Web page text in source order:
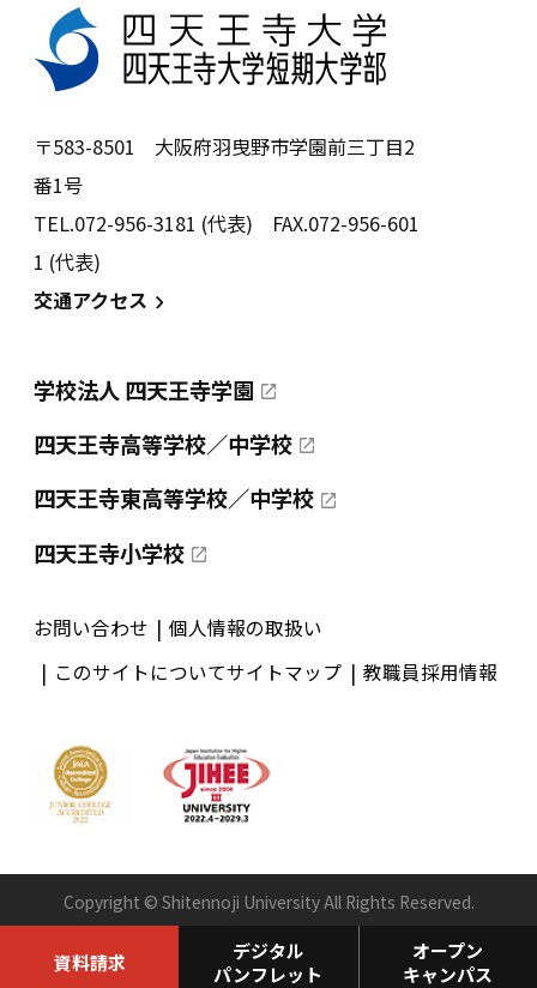
資料請求
デジタル
パンフレット
オープン
キャンパス
〒583-8501 大阪府羽曳野市学園前三丁目2
番1号
TEL.072-956-3181 (代表) FAX.072-956-601
1 (代表)
交通アクセス
学校法人 四天王寺学園
四天王寺高等学校／中学校
四天王寺東高等学校／中学校
四天王寺小学校
お問い合わせ
個人情報の取扱い
このサイトについてサイトマップ 教職員採用情報
Copyright © Shitennoji University All Rights Reserved.